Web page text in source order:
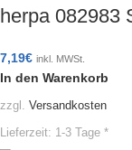
herpa 082983
7,19€ inkl. MWSt.
In den Warenkorb
zzgl. Versandkosten
Lieferzeit: 1-3 Tage *